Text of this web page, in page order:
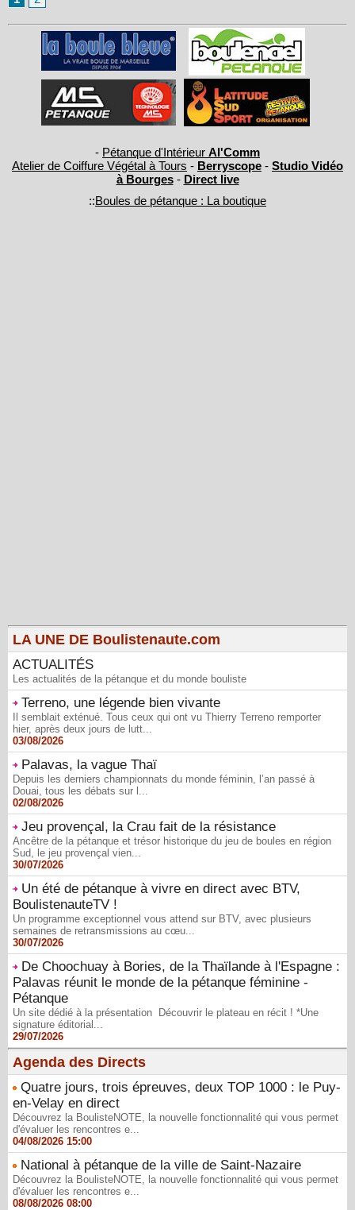
- Pétanque d'Intérieur Al'Comm
Atelier de Coiffure Végétal à Tours - Berryscope - Studio Vidéo
à Bourges- Direct live
::Boules de pétanque : La boutique
LA UNE DE Boulistenaute.com
ACTUALITÉS
Les actualités de la pétanque et du monde bouliste
Terreno, une légende bien vivante
Il semblait exténué. Tous ceux qui ont vu Thierry Terreno remporter
hier, après deux jours de lutt...
03/08/2026
Palavas, la vague Thaï
Depuis les derniers championnats du monde féminin, l’an passé à
Douai, tous les débats sur l...
02/08/2026
Jeu provençal, la Crau fait de la résistance
Ancêtre de la pétanque et trésor historique du jeu de boules en région
Sud, le jeu provençal vien...
30/07/2026
Un été de pétanque à vivre en direct avec BTV,
BoulistenauteTV !
Un programme exceptionnel vous attend sur BTV, avec plusieurs
semaines de retransmissions au cœu...
30/07/2026
De Choochuay à Bories, de la Thaïlande à l'Espagne :
Palavas réunit le monde de la pétanque féminine -
Pétanque
Un site dédié à la présentation Découvrir le plateau en récit ! *Une
signature éditorial...
29/07/2026
Agenda des Directs
Quatre jours, trois épreuves, deux TOP 1000 : le Puy-
en-Velay en direct
Découvrez la BoulisteNOTE, la nouvelle fonctionnalité qui vous permet
d'évaluer les rencontres e...
04/08/2026 15:00
National à pétanque de la ville de Saint-Nazaire
Découvrez la BoulisteNOTE, la nouvelle fonctionnalité qui vous permet
d'évaluer les rencontres e...
08/08/2026 08:00